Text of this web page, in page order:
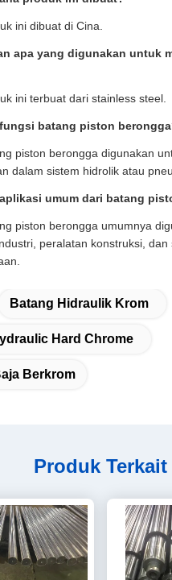
ini dibuat di Cina.
apa yang digunakan untuk
ini terbuat dari stainless steel.
batang piston
piston berongga digunakan
dalam sistem hidrolik atau
umum dari batang
piston berongga umumnya
peralatan konstruksi, dan
Batang Hidraulik Krom
Hard Chrome
Berkrom
Produk Terkait